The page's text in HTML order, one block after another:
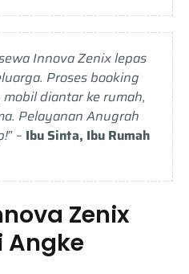
Innova Zenix lepas
Proses booking
diantar ke rumah,
Pelayanan Anugrah
” – Ibu Sinta, Ibu Rumah
Zenix
Angke